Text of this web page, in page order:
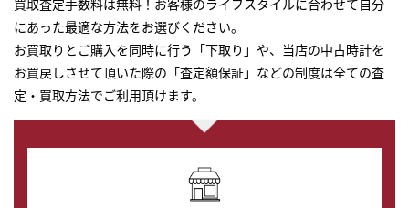
買取査定手数料は無料！お客様のライフスタイルに合わせて自分
にあった最適な方法をお選びください。
お買取りとご購入を同時に行う「下取り」や、当店の中古時計を
お買戻しさせて頂いた際の「査定額保証」などの制度は全ての査
定・買取方法でご利用頂けます。